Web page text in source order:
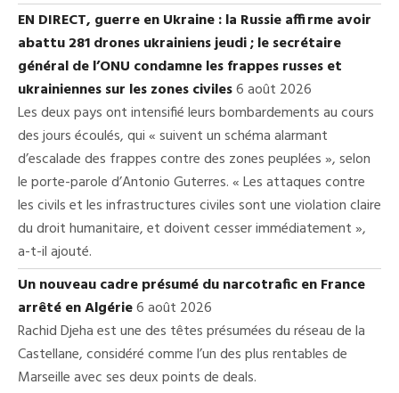
EN DIRECT, guerre en Ukraine : la Russie affirme avoir
abattu 281 drones ukrainiens jeudi ; le secrétaire
général de l’ONU condamne les frappes russes et
ukrainiennes sur les zones civiles6 août 2026
Les deux pays ont intensifié leurs bombardements au cours
des jours écoulés, qui « suivent un schéma alarmant
d’escalade des frappes contre des zones peuplées », selon
le porte-parole d’Antonio Guterres. « Les attaques contre
les civils et les infrastructures civiles sont une violation claire
du droit humanitaire, et doivent cesser immédiatement »,
a-t-il ajouté.
Un nouveau cadre présumé du narcotrafic en France
arrêté en Algérie6 août 2026
Rachid Djeha est une des têtes présumées du réseau de la
Castellane, considéré comme l’un des plus rentables de
Marseille avec ses deux points de deals.